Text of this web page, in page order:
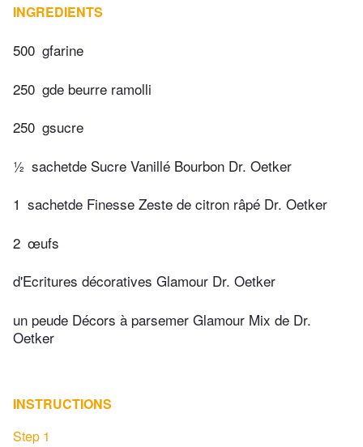
INGREDIENTS
500 gfarine
250 gde beurre ramolli
250 gsucre
½ sachetde Sucre Vanillé Bourbon Dr. Oetker
1 sachetde Finesse Zeste de citron râpé Dr. Oetker
2 œufs
d'Ecritures décoratives Glamour Dr. Oetker
un peude Décors à parsemer Glamour Mix de Dr.
Oetker
INSTRUCTIONS
Step 1